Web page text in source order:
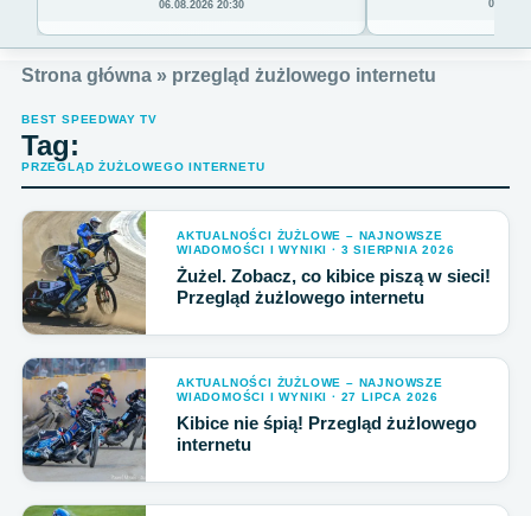
06.08.2026 20:30
Strona główna » przegląd żużlowego internetu
BEST SPEEDWAY TV
Tag:
PRZEGLĄD ŻUŻLOWEGO INTERNETU
AKTUALNOŚCI ŻUŻLOWE – NAJNOWSZE
WIADOMOŚCI I WYNIKI · 3 SIERPNIA 2026
Żużel. Zobacz, co kibice piszą w sieci!
Przegląd żużlowego internetu
AKTUALNOŚCI ŻUŻLOWE – NAJNOWSZE
WIADOMOŚCI I WYNIKI · 27 LIPCA 2026
Kibice nie śpią! Przegląd żużlowego
internetu